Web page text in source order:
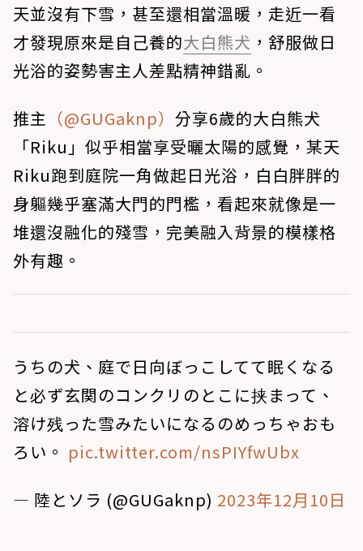
天並沒有下雪，甚至還相當溫暖，走近一看
才發現原來是自己養的大白熊犬 ，舒服做日
光浴的姿勢害主人差點精神錯亂。
推主 （@GUGaknp） 分享6歲的大白熊犬
「Riku」似乎相當享受曬太陽的感覺，某天
Riku跑到庭院一角做起日光浴，白白胖胖的
身軀幾乎塞滿大門的門檻，看起來就像是一
堆還沒融化的殘雪，完美融入背景的模樣格
外有趣。
うちの犬、庭で日向ぼっこしてて眠くなる
と必ず玄関のコンクリのとこに挟まって、
溶け残った雪みたいになるのめっちゃおも
ろい。 pic.twitter.com/nsPIYfwUbx
— 陸とソラ (@GUGaknp) 2023年12月10日